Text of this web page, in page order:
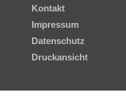
Kontakt
Impressum
Datenschutz
Druckansicht